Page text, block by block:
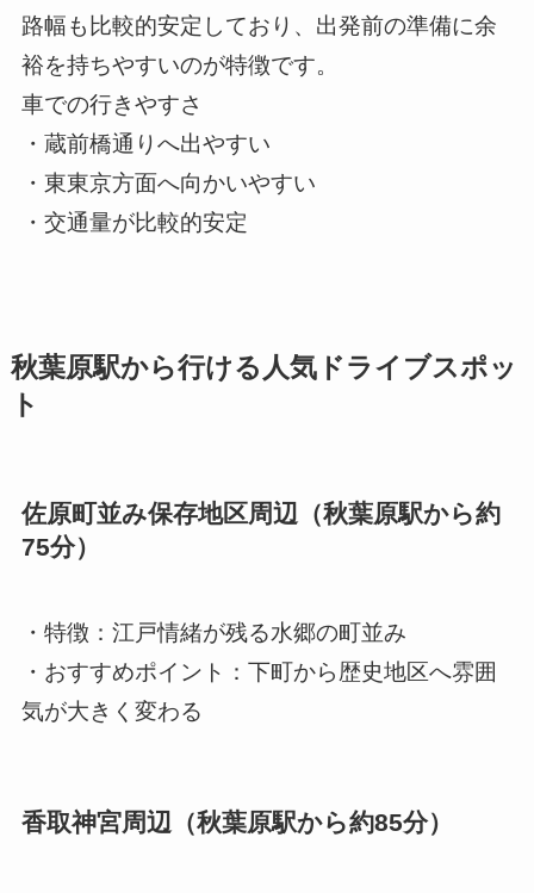
路幅も比較的安定しており、出発前の準備に余
裕を持ちやすいのが特徴です。
車での行きやすさ
・蔵前橋通りへ出やすい
・東東京方面へ向かいやすい
・交通量が比較的安定
秋葉原駅から行ける人気ドライブスポッ
ト
佐原町並み保存地区周辺（秋葉原駅から約
75分）
・特徴：江戸情緒が残る水郷の町並み
・おすすめポイント：下町から歴史地区へ雰囲
気が大きく変わる
香取神宮周辺（秋葉原駅から約85分）